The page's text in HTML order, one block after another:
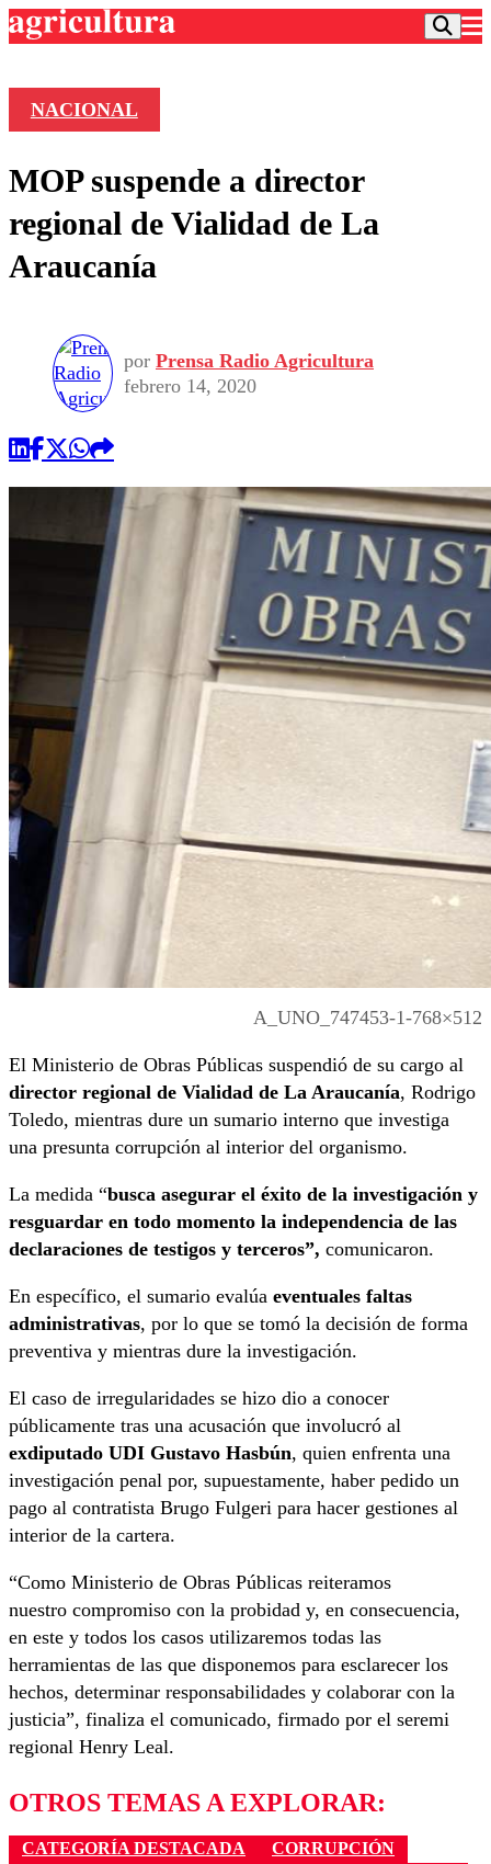
Frecuencias
Agricultura TV
Deportes
Colo Colo
Seleccion Chilena
Torneo Internacional
Entretención
Economía
Internacional
Publicaciones en medios
Opinión
NACIONAL
MOP suspende a director
regional de Vialidad de La
Araucanía
por Prensa Radio Agricultura
febrero 14, 2020
A_UNO_747453-1-768×512
El Ministerio de Obras Públicas suspendió de su cargo al
director regional de Vialidad de La Araucanía, Rodrigo
Toledo, mientras dure un sumario interno que investiga
una presunta corrupción al interior del organismo.
La medida “busca asegurar el éxito de la investigación y
resguardar en todo momento la independencia de las
declaraciones de testigos y terceros”, comunicaron.
En específico, el sumario evalúa eventuales faltas
administrativas, por lo que se tomó la decisión de forma
preventiva y mientras dure la investigación.
El caso de irregularidades se hizo dio a conocer
públicamente tras una acusación que involucró al
exdiputado UDI Gustavo Hasbún, quien enfrenta una
investigación penal por, supuestamente, haber pedido un
pago al contratista Brugo Fulgeri para hacer gestiones al
interior de la cartera.
“Como Ministerio de Obras Públicas reiteramos
nuestro compromiso con la probidad y, en consecuencia,
en este y todos los casos utilizaremos todas las
herramientas de las que disponemos para esclarecer los
hechos, determinar responsabilidades y colaborar con la
justicia”, finaliza el comunicado, firmado por el seremi
regional Henry Leal.
OTROS TEMAS A EXPLORAR:
CATEGORÍA DESTACADA
CORRUPCIÓN